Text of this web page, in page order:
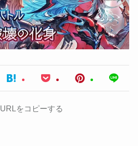
URLをコピーする